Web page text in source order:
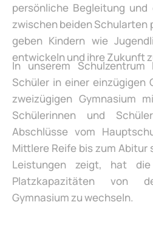
persönliche Begleitung und
zwischen beiden Schularten
geben Kindern wie
entwickeln und ihre Zukunft
In unserem
Schüler in einer einzügigen
zweizügigen Gymnasium
Schülerinnen und
Abschlüsse vom
Mittlere Reife bis zum Abitur
Leistungen zeigt, hat
Platzkapazitäten von
Gymnasium zu wechseln.